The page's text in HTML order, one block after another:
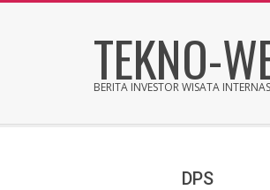
TEKNO-
BERITA INVESTOR WISATA
DPS